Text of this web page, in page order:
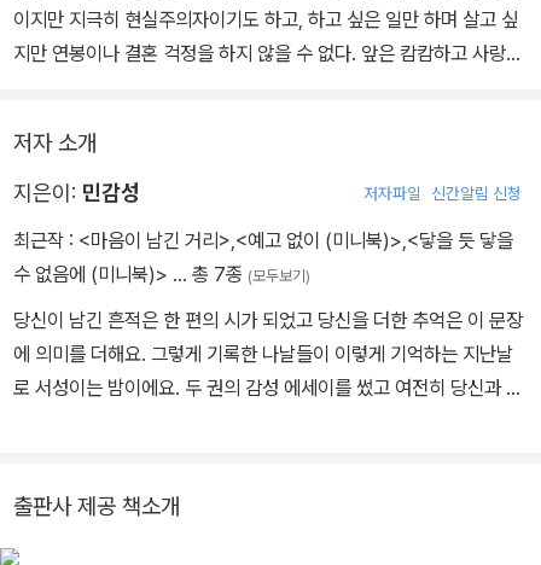
이지만 지극히 현실주의자이기도 하고, 하고 싶은 일만 하며 살고 싶
지만 연봉이나 결혼 걱정을 하지 않을 수 없다. 앞은 캄캄하고 사랑을
그럼에도 불구하고 행복하길 원한다. 그는 이 언덕을 함께 오르고 있
는 이들에게 저기까지 올라가면 같이 시원하게 물 한 잔 마시자고, 그
작아 보일 거라고 말하고 싶다. 우리가 바라는 것들이 바라본 그곳에
서 모두 이루어질 거라고.
하지만 오르는 동안에는 가끔 하늘의 연놀이에 인연의 실타래가 끊어
져버리기도 하고 마음 한편에 비밀번호를 걸어 잠가 둔 기억들이 자
지 그에겐 모두 소중해서 남겨둘 만한 것이 된다. 마음을 담은 글과 사
저자 소개
지은이: 민감성 저자파일 신간알림 신청
최근작 : <마음이 남긴 거리>,<예고 없이 (미니북)>,<닿을 듯 닿을
수 없음에 (미니북)> … 총 7종 (모두보기)
당신이 남긴 흔적은 한 편의 시가 되었고 당신을 더한 추억은 이 문장
에 의미를 더해요. 그렇게 기록한 나날들이 이렇게 기억하는 지난날
로 서성이는 밤이에요. 두 권의 감성 에세이를 썼고 여전히 당신과 나
출판사 제공 책소개